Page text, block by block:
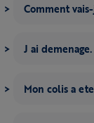
Comment
J ai
Mon colis a